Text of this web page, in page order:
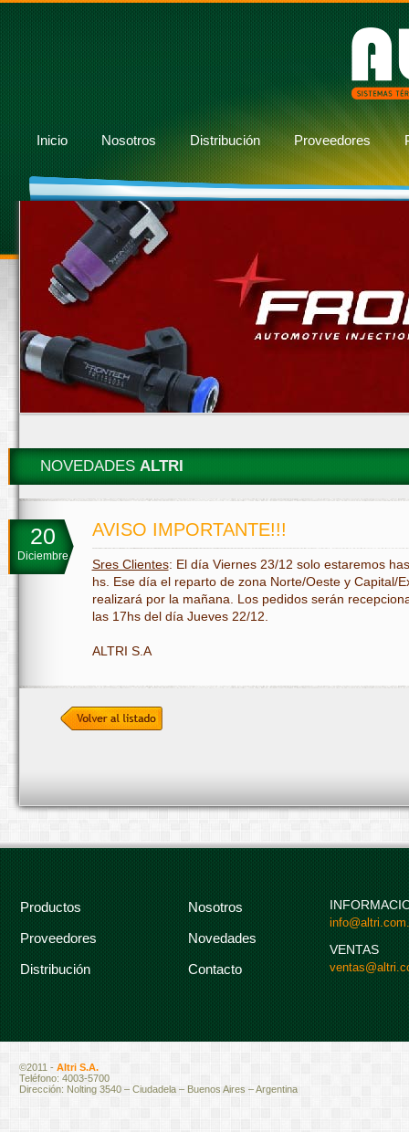
Inicio Nosotros Distribución Proveedores
NOVEDADES ALTRI
20
Diciembre
AVISO IMPORTANTE!!!
Sres Clientes: El día Viernes 23/12 solo estaremos
hs. Ese día el reparto de zona Norte/Oeste y Capital/
realizará por la mañana. Los pedidos serán
las 17hs del día Jueves 22/12.
ALTRI S.A
Productos
Nosotros
Proveedores
Novedades
Distribución
Contacto
VENTAS
©2011 - Altri S.A.
Teléfono: 4003-5700
Dirección: Nolting 3540 – Ciudadela – Buenos Aires – Argentina